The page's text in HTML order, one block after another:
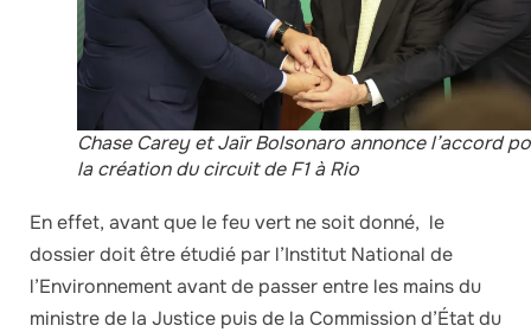
Chase Carey et Jaïr Bolsonaro annonce l’accord
la création du circuit de F1 à Rio
En effet, avant que le feu vert ne soit donné, le
dossier doit être étudié par l’Institut National de
l’Environnement avant de passer entre les mains du
ministre de la Justice puis de la Commission d’État du